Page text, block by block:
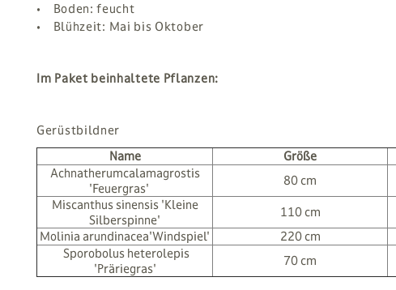
• Boden: feucht
• Blühzeit: Mai bis Oktober
Im Paket beinhaltete Pflanzen:
Gerüstbildner
Name
Größe
Achnatherumcalamagrostis
'Feuergras'
80 cm
Miscanthus sinensis 'Kleine
Silberspinne'
110 cm
Molinia arundinacea'Windspiel'
220 cm
Sporobolus heterolepis
'Präriegras'
70 cm